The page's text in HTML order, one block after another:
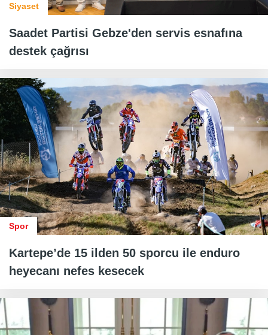
Siyaset
Saadet Partisi Gebze'den servis esnafına
destek çağrısı
Spor
Kartepe’de 15 ilden 50 sporcu ile enduro
heyecanı nefes kesecek